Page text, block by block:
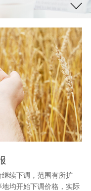
续下调，范围有所扩
均开始下调价格，实际